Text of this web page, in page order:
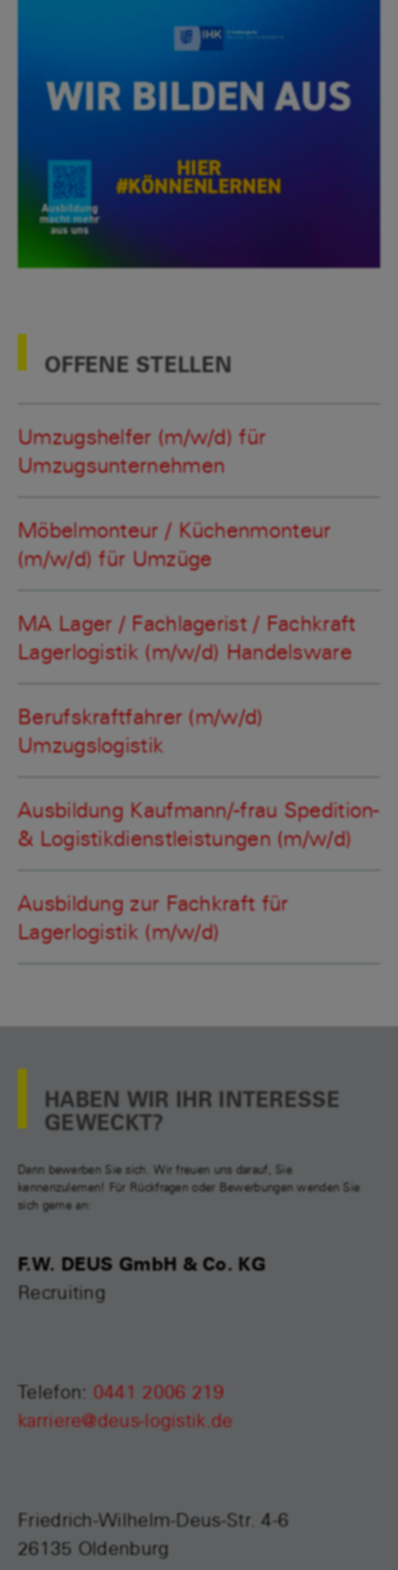
OFFENE STELLEN
Umzugshelfer (m/w/d) für
Umzugsunternehmen
Möbelmonteur / Küchenmonteur
(m/w/d) für Umzüge
MA Lager / Fachlagerist / Fachkraft
Lagerlogistik (m/w/d) Handelsware
Berufskraftfahrer (m/w/d)
Umzugslogistik
Ausbildung Kaufmann/-frau Spedition-
& Logistikdienstleistungen (m/w/d)
Ausbildung zur Fachkraft für
Lagerlogistik (m/w/d)
HABEN WIR IHR INTERESSE
GEWECKT?
Dann bewerben Sie sich. Wir freuen uns darauf, Sie
kennenzulernen! Für Rückfragen oder Bewerbungen wenden Sie
sich gerne an:
F.W. DEUS GmbH & Co. KG
Recruiting
Telefon: 0441 2006 219
karriere@deus-logistik.de
Friedrich-Wilhelm-Deus-Str. 4-6
26135 Oldenburg